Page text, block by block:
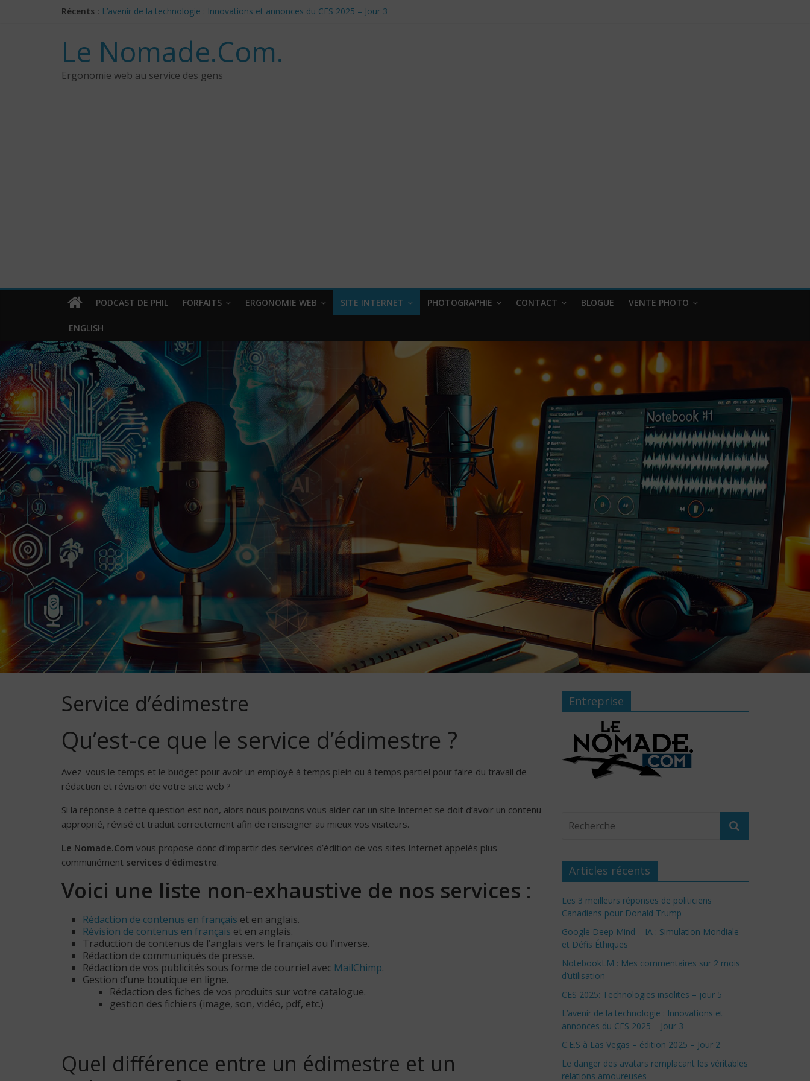
Récents : L’avenir de la technologie : Innovations et annonces du CES 2025 – Jour 3
Google Deep Mind – IA : Simulation Mondiale et Défis Éthiques
NotebookLM : Mes commentaires sur 2 mois d’utilisation
CES 2025: Technologies insolites – jour 5
Le Nomade.Com.
Ergonomie web au service des gens
PODCAST DE PHIL FORFAITS ERGONOMIE WEB SITE INTERNET PHOTOGRAPHIE CONTACT BLOGUE VENTE PHOTO
ENGLISH
Service d’édimestre
Qu’est-ce que le service d’édimestre ?
Avez-vous le temps et le budget pour avoir un employé à temps plein ou à temps partiel pour faire du travail de
rédaction et révision de votre site web ?
Si la réponse à cette question est non, alors nous pouvons vous aider car un site Internet se doit d’avoir un contenu
approprié, révisé et traduit correctement afin de renseigner au mieux vos visiteurs.
Le Nomade.Com vous propose donc d’impartir des services d’édition de vos sites Internet appelés plus
communément services d’édimestre.
Voici une liste non-exhaustive de nos services :
Rédaction de contenus en français et en anglais.
Révision de contenus en français et en anglais.
Traduction de contenus de l’anglais vers le français ou l’inverse.
Rédaction de communiqués de presse.
Rédaction de vos publicités sous forme de courriel avec MailChimp.
Gestion d’une boutique en ligne.
Rédaction des fiches de vos produits sur votre catalogue.
gestion des fichiers (image, son, vidéo, pdf, etc.)
Quel différence entre un édimestre et un
Entreprise
Articles récents
Les 3 meilleurs réponses de politiciens
Canadiens pour Donald Trump
Google Deep Mind – IA : Simulation Mondiale
et Défis Éthiques
NotebookLM : Mes commentaires sur 2 mois
d’utilisation
CES 2025: Technologies insolites – jour 5
L’avenir de la technologie : Innovations et
annonces du CES 2025 – Jour 3
C.E.S à Las Vegas – édition 2025 – Jour 2
Le danger des avatars remplacant les véritables
relations amoureuses